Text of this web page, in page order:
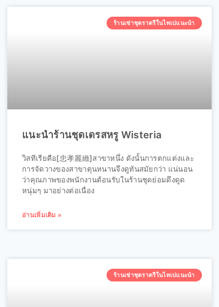
ร้านเช่าชุดราตรีในไทเปแนะนำ
แนะนำร้านชุดเดรสหรู Wisteria
วิสทีเรียคือ[忠孝麗緻]สาขาหนึ่ง ดังนั้นการตกแต่งและ
การจัดวางของสาขาตุนหนานจึงดูทันสมัยกว่า แน่นอน
ว่าคุณภาพของพนักงานต้อนรับในร้านชุดย่อมดึงดูด
หนุ่มๆ มาอย่างต่อเนื่อง
อ่านเพิ่มเติม »
ร้านเช่าชุดราตรีในไทเปแนะนำ